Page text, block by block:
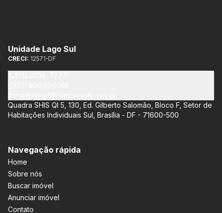
Unidade Lago Sul
CRECI: 12571-DF
Quadra SHIS QI 5, 130, Ed. Gilberto Salomão, Bloco F, Setor de
Habitações Individuais Sul, Brasília - DF - 71600-500
Navegação rápida
Home
Sobre nós
Buscar imóvel
Anunciar imóvel
Contato